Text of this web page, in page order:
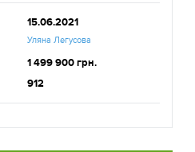
15.06.2021
Уляна Легусова
1 499 900 грн.
912